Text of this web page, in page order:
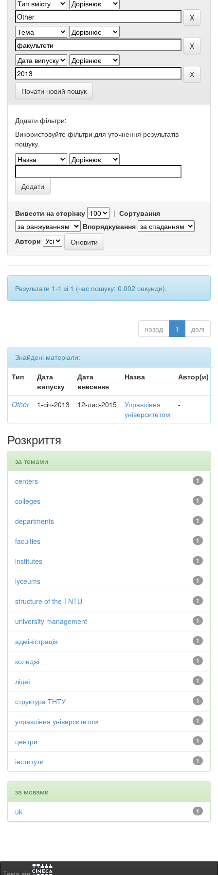
Почати новий пошук
Додати фільтри:
Використовуйте фільтри для уточнення результатів
пошуку.
Вивести на сторінку | Сортування
Впорядкування
Автори
Результати 1-1 зі 1 (час пошуку: 0.002 секунди).
назад 1 далі
Знайдені матеріали:
Тип
Дата
випуску
Дата
внесення
Назва Автор(и)
Other 1-січ-2013 12-лис-2015
Управління
університетом
-
Розкриття
за темами
1
centers
1
colleges
1
departments
1
faculties
1
institutes
1
lyceums
1
structure of the TNTU
1
university management
1
адміністрація
1
коледжі
1
ліцеї
1
структура ТНТУ
1
управління університетом
1
центри
1
інститути
за мовами
1
uk